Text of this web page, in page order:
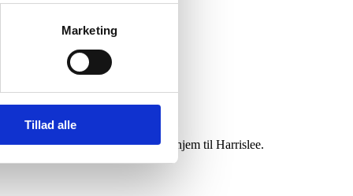
Marketing
Tillad alle
så snart bilen er indkøbt og på vej hjem til Harrislee.